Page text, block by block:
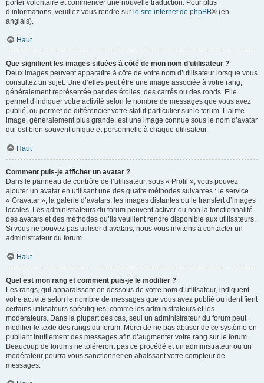
porter volontaire et commencer une nouvelle traduction. Pour plus
d’informations, veuillez vous rendre sur le site internet de phpBB® (en
anglais).
Haut
Que signifient les images situées à côté de mon nom d’utilisateur ?
Deux images peuvent apparaître à côté de votre nom d’utilisateur lorsque vous
consultez un sujet. Une d’elles peut être une image associée à votre rang,
généralement représentée par des étoiles, des carrés ou des ronds. Elle
permet d’indiquer votre activité selon le nombre de messages que vous avez
publié, ou permet de différencier votre statut particulier sur le forum. L’autre
image, généralement plus grande, est une image connue sous le nom d’avatar
qui est bien souvent unique et personnelle à chaque utilisateur.
Haut
Comment puis-je afficher un avatar ?
Dans le panneau de contrôle de l’utilisateur, sous « Profil », vous pouvez
ajouter un avatar en utilisant une des quatre méthodes suivantes : le service
« Gravatar », la galerie d’avatars, les images distantes ou le transfert d’images
locales. Les administrateurs du forum peuvent activer ou non la fonctionnalité
des avatars et des méthodes qu’ils veuillent rendre disponible aux utilisateurs.
Si vous ne pouvez pas utiliser d’avatars, nous vous invitons à contacter un
administrateur du forum.
Haut
Quel est mon rang et comment puis-je le modifier ?
Les rangs, qui apparaissent en dessous de votre nom d’utilisateur, indiquent
votre activité selon le nombre de messages que vous avez publié ou identifient
certains utilisateurs spécifiques, comme les administrateurs et les
modérateurs. Dans la plupart des cas, seul un administrateur du forum peut
modifier le texte des rangs du forum. Merci de ne pas abuser de ce système en
publiant inutilement des messages afin d’augmenter votre rang sur le forum.
Beaucoup de forums ne toléreront pas ce procédé et un administrateur ou un
modérateur pourra vous sanctionner en abaissant votre compteur de
messages.